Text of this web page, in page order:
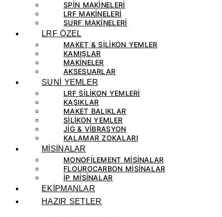
SPIN MAKINELERI
LRF MAKINELERI
SURF MAKINELERI
LRF ÖZEL
MAKET & SILIKON YEMLER
KAMIŞLAR
MAKINELER
AKSESUARLAR
SUNİ YEMLER
LRF SILIKON YEMLERI
KAŞIKLAR
MAKET BALIKLAR
SILIKON YEMLER
JIG & VIBRASYON
KALAMAR ZOKALARI
MİSİNALAR
MONOFILEMENT MISINALAR
FLOUROCARBON MISINALAR
IP MISINALAR
EKİPMANLAR
HAZIR SETLER